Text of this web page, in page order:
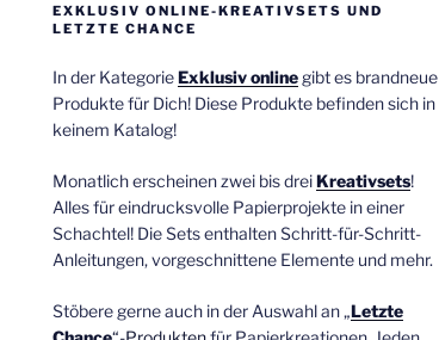
EXKLUSIV ONLINE-KREATIVSETS UND
LETZTE CHANCE
In der KategorieExklusiv onlinegibt es brandneue
Produkte für Dich! Diese Produkte befinden sich in
keinem Katalog!
Monatlich erscheinen zwei bis drei Kreativsets!
Alles für eindrucksvolle Papierprojekte in einer
Schachtel! Die Sets enthalten Schritt-für-Schritt-
Anleitungen, vorgeschnittene Elemente und mehr.
Stöbere gerne auch in der Auswahl an „Letzte